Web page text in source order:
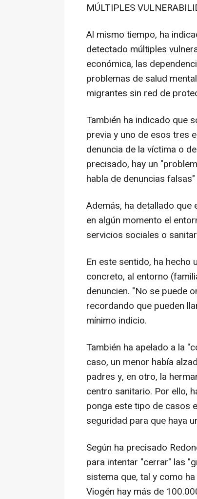
MÚLTIPLES
Al mismo tiempo, ha
detectado múltiples
económica, las
problemas de salud
migrantes sin red de
También ha indicado que
previa y uno de esos tres
denuncia de la víctima o
precisado, hay un
habla de denuncias
Además, ha detallado
en algún momento el
servicios sociales o
En este sentido, ha hecho
concreto, al entorno
denuncien. "No se puede
recordando que pueden
mínimo indicio.
También ha apelado a la
caso, un menor había
padres y, en otro, la
centro sanitario. Por ello,
ponga este tipo de casos
seguridad para que haya
Según ha precisado
para intentar "cerrar" las
sistema que, tal y como
Viogén hay más de